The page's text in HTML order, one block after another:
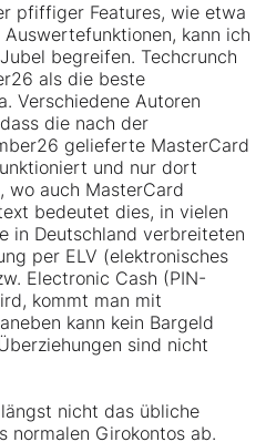
pfiffiger Features, wie etwa
kann ich
begreifen. Techcrunch
als die beste
Verschiedene Autoren
die nach der
gelieferte MasterCard
und nur dort
wo auch MasterCard
bedeutet dies, in vielen
in Deutschland verbreiteten
per ELV (elektronisches
Electronic Cash (PIN-
kommt man mit
kann kein Bargeld
sind nicht
nicht das übliche
normalen Girokontos ab.